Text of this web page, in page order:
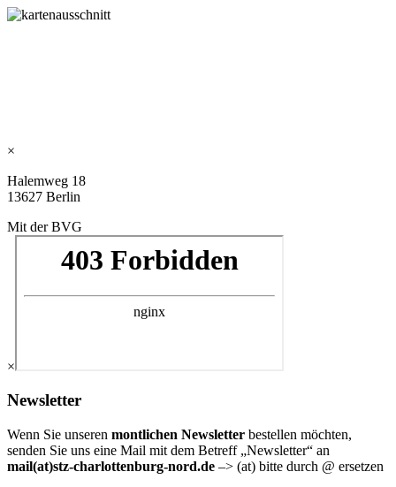
×
Halemweg 18
13627 Berlin
Mit der BVG
×
Newsletter
Wenn Sie unseren montlichen Newsletter bestellen möchten,
senden Sie uns eine Mail mit dem Betreff „Newsletter“ an
mail(at)stz-charlottenburg-nord.de –> (at) bitte durch @ ersetzen